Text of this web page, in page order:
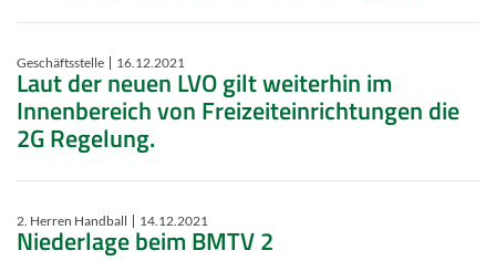
Geschäftsstelle 16.12.2021
Laut der neuen LVO gilt weiterhin im
Innenbereich von Freizeiteinrichtungen die
2G Regelung.
2. Herren Handball 14.12.2021
Niederlage beim BMTV 2